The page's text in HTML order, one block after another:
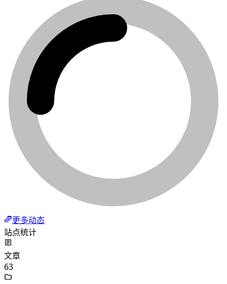
更多动态
站点统计
文章
63